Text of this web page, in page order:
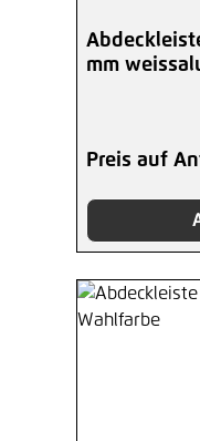
mm
Preis auf